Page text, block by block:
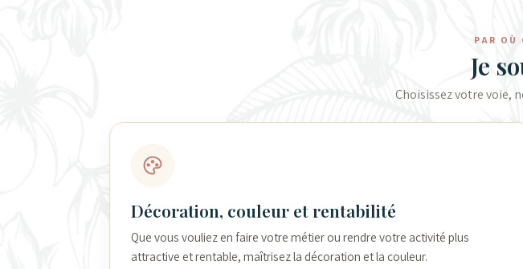
PAR OÙ
Je
Choisissez votre voie,
Décoration, couleur et rentabilité
Que vous vouliez en faire votre métier ou rendre votre activité plus
attractive et rentable, maîtrisez la décoration et la couleur.